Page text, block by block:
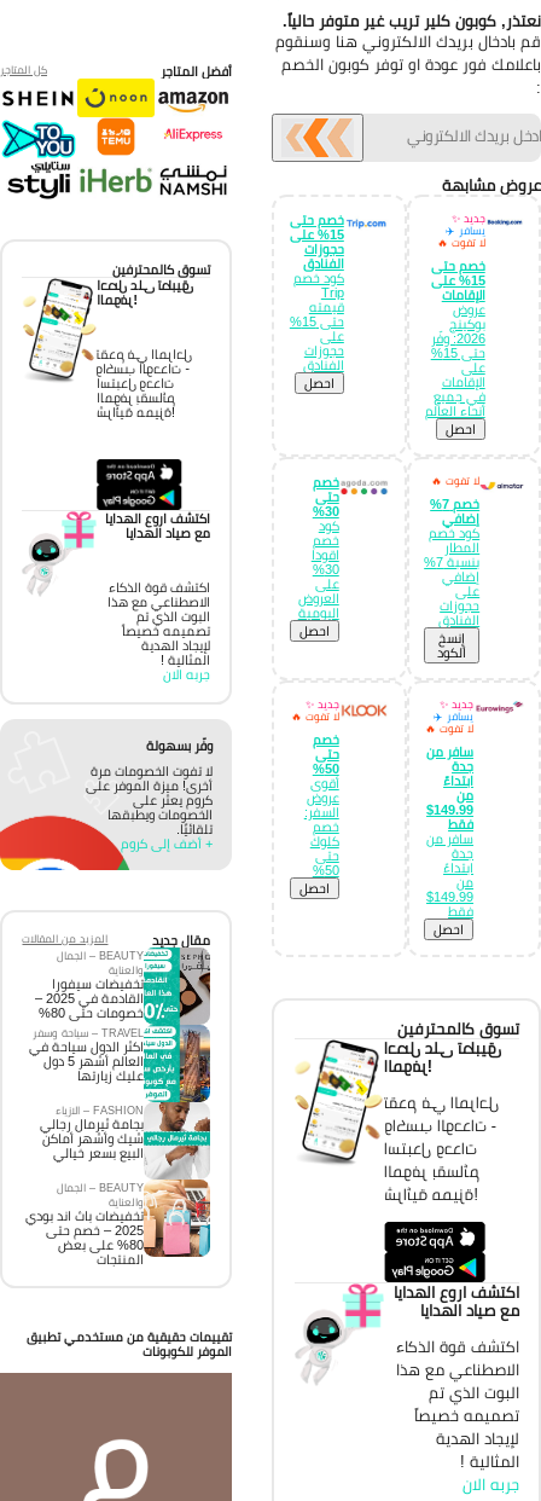
كوبون كلير تريب غير متوفر حالياً.
بادخال بريدك الالكتروني هنا وسنقوم
فور عودة او توفر كوبون الخصم
مشابهة
جديد ✨
يسافر ✈️
لا تفوت 🔥
خصم حتى
15% على
الإقامات
عروض
بوكينج
2026: وفّر
حتى 15%
على
الإقامات
في جميع
أنحاء العالم
احصل
خصم حتى
15% على
حجوزات
الفنادق
كود خصم
Trip
قيمته
حتى 15%
على
حجوزات
الفنادق
احصل
لا تفوت 🔥
خصم 7%
إضافي
كود خصم
المطار
بنسبة 7%
إضافي
على
حجوزات
الفنادق
إِنسخ
الكود
خصم
حتى
30%
كود
خصم
اقودا
30%
على
العروض
اليومية
احصل
جديد ✨
يسافر ✈️
لا تفوت 🔥
سافر من
جدة
ابتداءً
من
149.99$
فقط
سافر من
جدة
ابتداءً
من
149.99$
فقط
احصل
جديد ✨
لا تفوت 🔥
خصم
حتى
50%
أقوى
عروض
السفر:
خصم
كلوك
حتى
50%
احصل
تسوق كالمحترفين
احصل على تطبيق
الموفر!
تقدم في المراحل
واكسب الوحدات -
استبدل وحدات
الموفر بقسائم
شرائية مميزة!
اكتشف اروع الهدايا
مع صياد الهدايا
اكتشف قوة الذكاء
الاصطناعي مع هذا
البوت الذي تم
تصميمه خصيصاً
لإيجاد الهدية
المثالية !
جربه الان
أفضل المتاجر كل المتاجر
تسوق كالمحترفين
احصل على تطبيق
الموفر!
تقدم في المراحل
واكسب الوحدات -
استبدل وحدات
الموفر بقسائم
شرائية مميزة!
اكتشف اروع الهدايا
مع صياد الهدايا
اكتشف قوة الذكاء
الاصطناعي مع هذا
البوت الذي تم
تصميمه خصيصاً
لإيجاد الهدية
المثالية !
جربه الان
وفّر بسهولة
لا تفوت الخصومات مرة
أخرى! ميزة الموفر على
كروم يعثر على
الخصومات ويطبقها
تلقائيًا.
+ أضف إلى كروم
مقال جديد
المزيد من المقالات
BEAUTY – الجمال
والعناية
تخفيضات سيفورا
القادمة في 2025 –
خصومات حتى 80%
TRAVEL – سياحة وسفر
اكثر الدول سياحة في
العالم أشهر 5 دول
عليك زيارتها
FASHION – الازياء
بجامة ثيرمال رجالي
شيك وأشهر أماكن
البيع بسعر خيالي
BEAUTY – الجمال
والعناية
تخفيضات باث اند بودي
2025 – خصم حتى
80% على بعض
المنتجات
تقييمات حقيقية من مستخدمي تطبيق
الموفر للكوبونات